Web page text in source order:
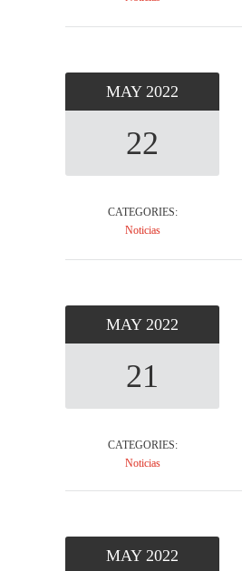
MAY 2022
22
CATEGORIES:
Noticias
MAY 2022
21
CATEGORIES:
Noticias
MAY 2022